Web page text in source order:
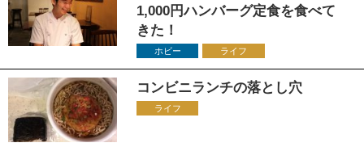
1,000円ハンバーグ定食を食べて
きた！
ホビー ライフ
コンビニランチの落とし穴
ライフ